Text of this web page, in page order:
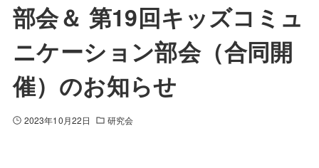
部会＆ 第19回キッズコミュ
ニケーション部会（合同開
催）のお知らせ
2023年10月22日 研究会